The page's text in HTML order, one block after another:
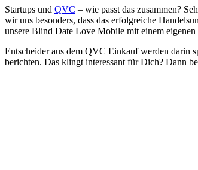
Startups und QVC – wie passt das zusammen?
wir uns besonders, dass das erfolgreiche
unsere Blind Date Love Mobile mit einem eigenen
Entscheider aus dem QVC Einkauf werden darin
berichten. Das klingt interessant für Dich? Dann